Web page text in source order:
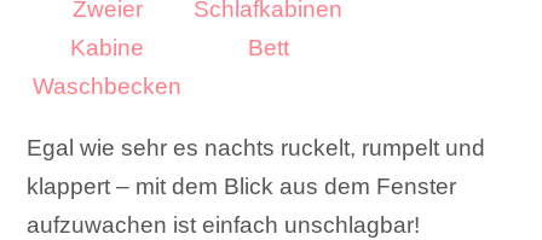
Egal wie sehr es nachts ruckelt, rumpelt und
klappert – mit dem Blick aus dem Fenster
aufzuwachen ist einfach unschlagbar!